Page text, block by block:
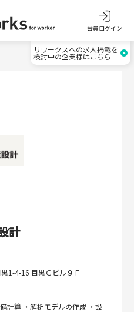
会員ログイン
リワークスへの求人掲載を
検討中の企業様はこちら
計
1-4-16 目黒Ｇビル９Ｆ
計算 ・解析モデルの作成 ・設